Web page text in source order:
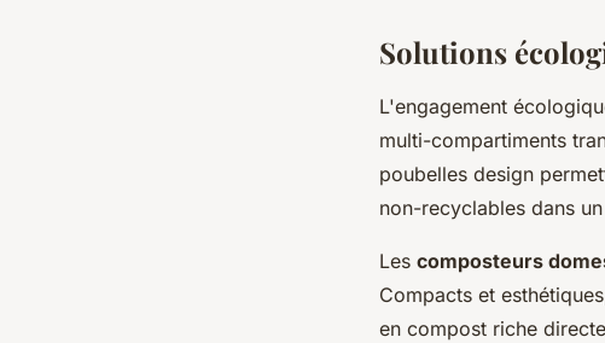
Solutions
L'engagement
multi-compartiments
poubelles design
non-recyclables dans
Les composteurs
Compacts et
en compost riche